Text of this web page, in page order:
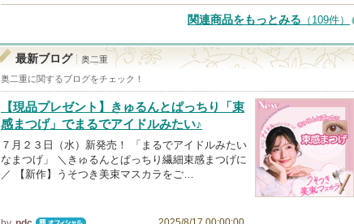
ショッピン
関連商品をもっとみる （109件）
最新ブログ
奥二重
奥二重に関するブログをチェック！
【現品プレゼント】きゅるんとぱっちり「束
感まつげ」でまるでアイドルみたい♪
７月２３日（水）新発売！ 「まるでアイドルみたい
なまつげ」 ＼きゅるんとぱっちり繊細束感まつげに
／ 【新作】うそつき美束マスカラをご…